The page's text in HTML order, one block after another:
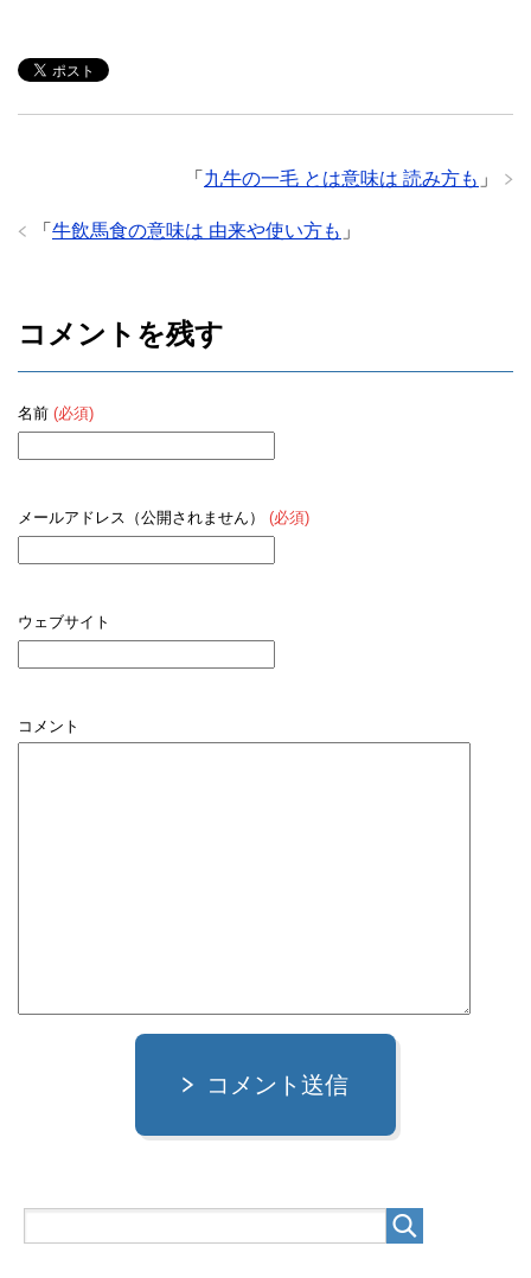
「 九牛の一毛 とは意味は 読み方も 」
「 牛飲馬食の意味は 由来や使い方も 」
コメントを残す
名前 (必須)
メールアドレス（公開されません） (必須)
ウェブサイト
コメント
コメント送信